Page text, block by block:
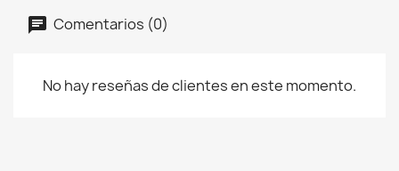
Comentarios (0)
No hay reseñas de clientes en este momento.